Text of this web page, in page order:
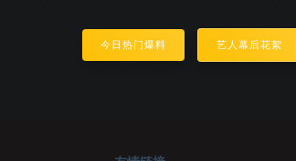
今日热门爆料 艺人幕后花絮